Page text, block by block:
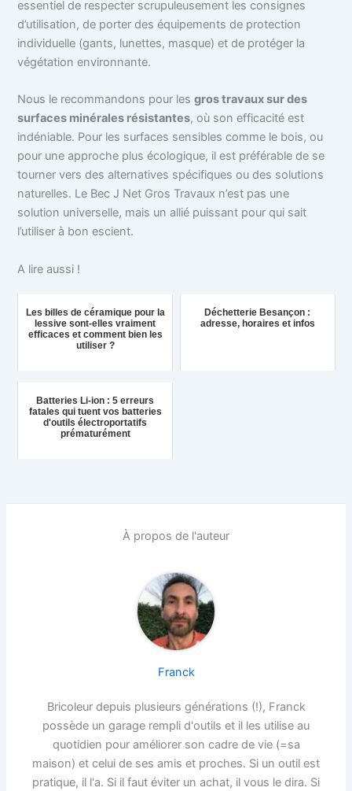
essentiel de respecter scrupuleusement les consignes
d’utilisation, de porter des équipements de protection
individuelle (gants, lunettes, masque) et de protéger la
végétation environnante.
Nous le recommandons pour lesgros travaux sur des
surfaces minérales résistantes, où son efficacité est
indéniable. Pour les surfaces sensibles comme le bois, ou
pour une approche plus écologique, il est préférable de se
tourner vers des alternatives spécifiques ou des solutions
naturelles. Le Bec J Net Gros Travaux n’est pas une
solution universelle, mais un allié puissant pour qui sait
l’utiliser à bon escient.
A lire aussi !
Les billes de céramique pour la
lessive sont-elles vraiment
efficaces et comment bien les
utiliser ?
Déchetterie Besançon :
adresse, horaires et infos
Batteries Li-ion : 5 erreurs
fatales qui tuent vos batteries
d'outils électroportatifs
prématurément
À propos de l'auteur
Franck
Bricoleur depuis plusieurs générations (!), Franck
possède un garage rempli d'outils et il les utilise au
quotidien pour améliorer son cadre de vie (=sa
maison) et celui de ses amis et proches. Si un outil est
pratique, il l'a. Si il faut éviter un achat, il vous le dira. Si